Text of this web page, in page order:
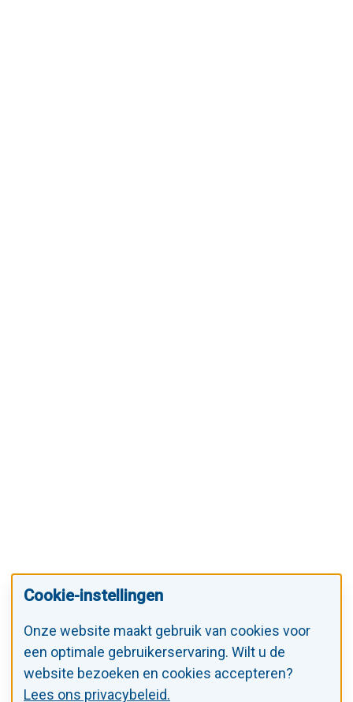
Cookie-instellingen
Onze website maakt gebruik van cookies voor
een optimale gebruikerservaring. Wilt u de
website bezoeken en cookies accepteren?
Lees ons privacybeleid.